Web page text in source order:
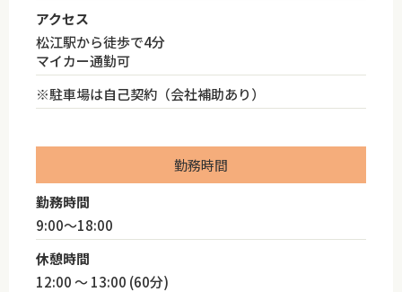
アクセス
松江駅から徒歩で4分
マイカー通勤可
※駐車場は自己契約（会社補助あり）
勤務時間
勤務時間
9:00～18:00
休憩時間
12:00 ～ 13:00 (60分)